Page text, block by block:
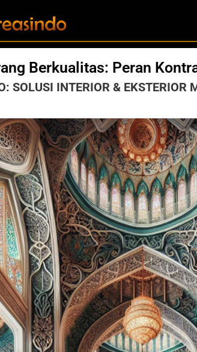
Berkualitas: Peran
SOLUSI INTERIOR & EKSTERIOR